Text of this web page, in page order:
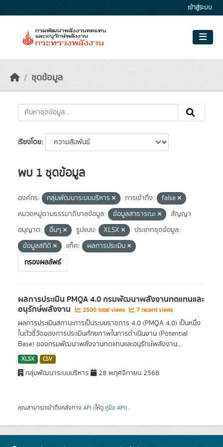
เข้าสู่ระบบ
ชุดข้อมูล
เรียงโดย
พบ 1 ชุดข้อมูล
องค์กร: กลุ่มพัฒนาระบบบริหาร การเข้าถึง:
false
หมวดหมู่ตามธรรมาภิบาลข้อมูล:
ข้อมูลสาธารณะ
สัญญา
อนุญาต:
อื่นๆ รูปแบบ: XLSX
ประเภทชุดข้อมูล:
ข้อมูลสถิติ
แท็ค:
ผลการประเมิน
กรองผลลัพธ์
ผลการประเมิน PMQA 4.0 กรมพัฒนาพลังงานทดแทนและ
อนุรักษ์พลังงาน 2500 total views 7 recent views
ผลการประเมินสถานะการเป็นระบบราชการ 4.0 (PMQA 4.0) เป็นหนึ่ง
ในตัวชี้วัดของการประเมินศักยภาพในการดำเนินงาน (Potential
Base) ของกรมพัฒนาพลังงานทดแทนและอนุรักษ์พลังงาน...
XLSX CSV
กลุ่มพัฒนาระบบบริหาร 28 พฤศจิกายน 2568
คุณสามารถเข้าถึงคลังทาง API (ให้ดู คู่มือ API).